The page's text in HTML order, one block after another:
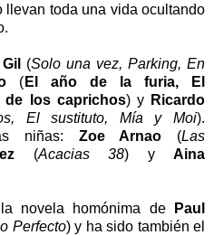
llevan toda una vida ocultando
(Solo una vez, Parking, En
( El año de la furia, El
de los caprichos) y Ricardo
El sustituto, Mía y Moi).
niñas: Zoe Arnao (Las
(Acacias 38) y Aina
novela homónima de
Paul
Perfecto) y ha sido también el